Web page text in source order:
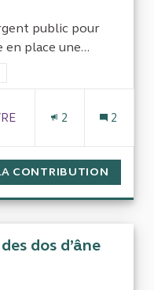
public pour
place une...
: Économie & finances
2 2
CONTRIBUTION
dos d’âne